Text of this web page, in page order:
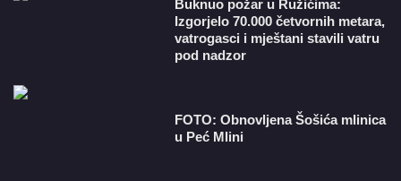
Buknuo požar u Ružićima:
Izgorjelo 70.000 četvornih metara,
vatrogasci i mještani stavili vatru
pod nadzor
FOTO: Obnovljena Šošića mlinica
u Peć Mlini